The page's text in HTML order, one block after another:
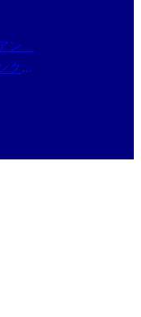
ン
ク」
ン